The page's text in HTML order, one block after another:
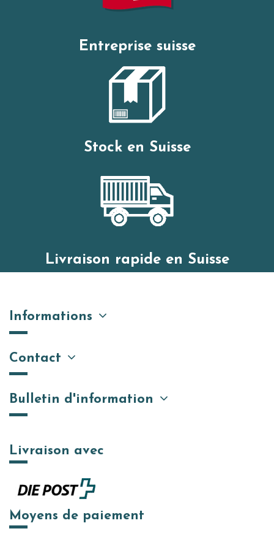
Entreprise suisse
Stock en Suisse
Livraison rapide en Suisse
Informations
Contact
Bulletin d'information
Livraison avec
Moyens de paiement